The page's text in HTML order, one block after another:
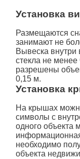
Установка
Размещаются
занимают не
Вывеска внутри
стекла не
разрешены
0,15 м.
Установка
На крышах
символы с
одного объекта
необходимо
объекта